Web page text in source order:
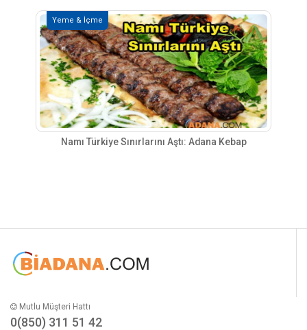
Yeme & İçme
Namı Türkiye Sınırlarını Aştı: Adana Kebap
Mutlu Müşteri Hattı
0(850) 311 51 42